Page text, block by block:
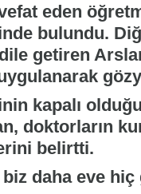
eden
bulundu.
getiren
kapalı
doktorların
belirtti.
daha eve